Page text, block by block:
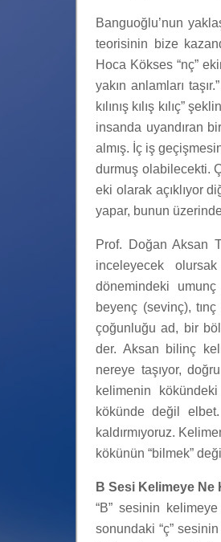
Banguoğlu’nun
teorisinin bize
Hoca Kökses “nç”
yakın anlamları
kılınış kılış kılıç”
insanda uyandıran
almış. İç iş
durmuş olabilecekti.
eki olarak açıklıyor
yapar, bunun
Prof. Doğan Aksan
inceleyecek
dönemindeki
beyenç (sevinç),
çoğunluğu ad, bir
der. Aksan bilinç
nereye taşıyor,
kelimenin
kökünde değil
kaldırmıyoruz.
kökünün “bilmek”
B Sesi Kelimeye Ne
“B” sesinin
sonundaki “ç”